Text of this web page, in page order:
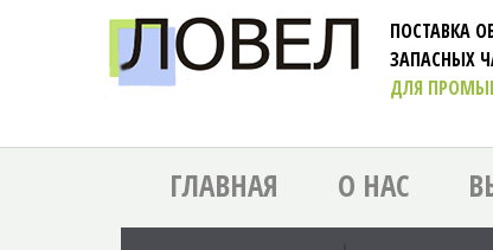
ПОСТАВКА
ЗАПАСНЫХ
ДЛЯ
ГЛАВНАЯ О НАС